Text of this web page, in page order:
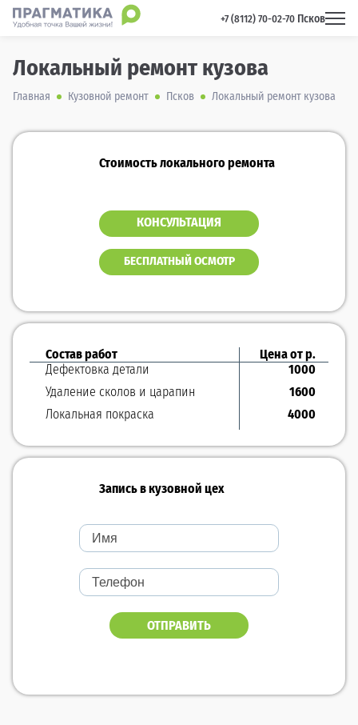
+7 (8112) 70-02-70 Псков
Локальный ремонт кузова
Главная Кузовной ремонт Псков Локальный ремонт кузова
Стоимость локального ремонта
КОНСУЛЬТАЦИЯ
БЕСПЛАТНЫЙ ОСМОТР
Состав работ
Дефектовка детали
Удаление сколов и царапин
Локальная покраска
Цена от р.
1000
1600
4000
Запись в кузовной цех
ОТПРАВИТЬ